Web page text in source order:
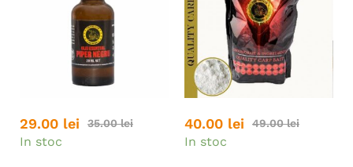
29.00 lei 35.00lei
In stoc
40.00 lei 49.00lei
In stoc